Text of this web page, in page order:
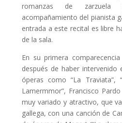
romanzas de zarzuela
acompañamiento del pianista
entrada a este recital es libre
de la sala.
En su primera
después de haber
óperas como “La Traviata”,
Lamermmor”, Francisco
muy variado y atractivo, que
gallega, con una canción de